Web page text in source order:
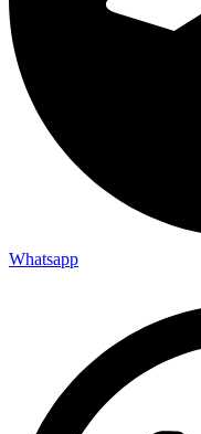
Whatsapp